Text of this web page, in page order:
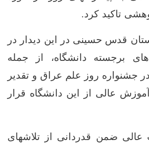
تاکید کرد.
قدس حسینی در این دیدار در
برجسته دانشگاه، از جمله
جشنواره روز علم عراق و تقدیر
عالی از این دانشگاه قرار
عالی ضمن قدردانی از تلاشهای